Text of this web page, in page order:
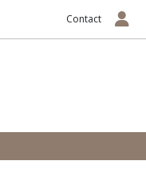
Contact